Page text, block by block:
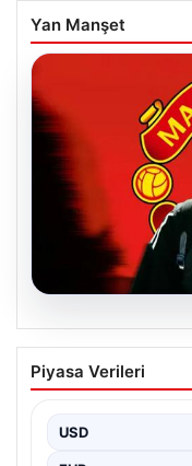
Yan Manşet
Manchester
Transferini
beklenen haberi
Piyasa Verileri
USD